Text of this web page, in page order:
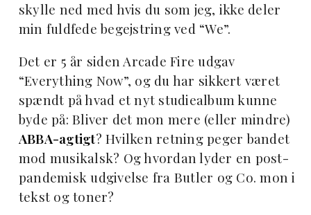
skylle ned med hvis du som jeg, ikke deler
min fuldfede begejstring ved “We”.
Det er 5 år siden Arcade Fire udgav
“Everything Now”, og du har sikkert været
spændt på hvad et nyt studiealbum kunne
byde på: Bliver det mon mere (eller mindre)
ABBA-agtigt? Hvilken retning peger bandet
mod musikalsk? Og hvordan lyder en post-
pandemisk udgivelse fra Butler og Co. mon i
tekst og toner?